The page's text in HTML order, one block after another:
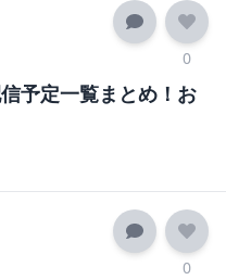
0
予定一覧まとめ！お
0